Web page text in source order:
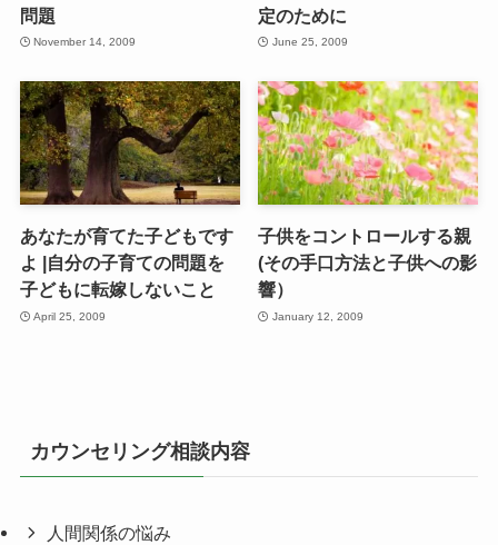
問題
November 14, 2009
定のために
June 25, 2009
あなたが育てた子どもです
よ |自分の子育ての問題を
子どもに転嫁しないこと
April 25, 2009
子供をコントロールする親
(その手口方法と子供への影
響）
January 12, 2009
カウンセリング相談内容
人間関係の悩み